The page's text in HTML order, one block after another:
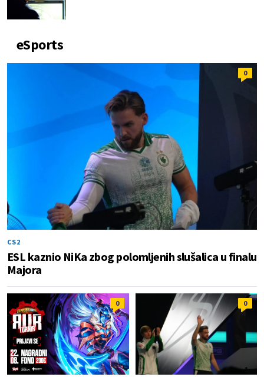
eSports
0
CS2
ESL kaznio NiKa zbog polomljenih slušalica u finalu
Majora
0 0